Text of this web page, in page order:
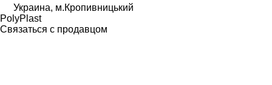
Украина, м.Кропивницький
PolyPlast
Связаться с продавцом